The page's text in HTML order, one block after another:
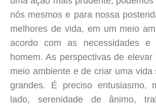
nós mesmos e para nossa
melhores de vida, em um meio
acordo com as necessidades e
homem. As perspectivas de
meio ambiente e de criar uma vida
grandes. É preciso entusiasmo,
lado, serenidade de ânimo,